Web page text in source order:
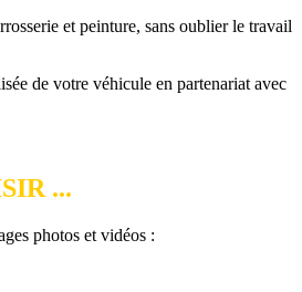
et peinture, sans oublier le travail
de votre véhicule en partenariat avec
...
photos et vidéos :